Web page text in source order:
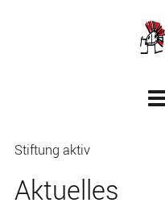
Stiftung aktiv
Aktuelles